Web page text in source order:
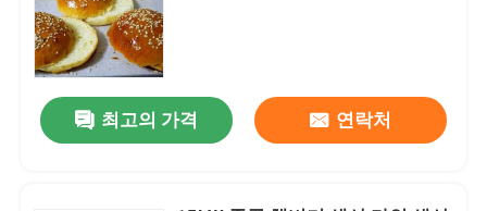
최고의 가격 연락처